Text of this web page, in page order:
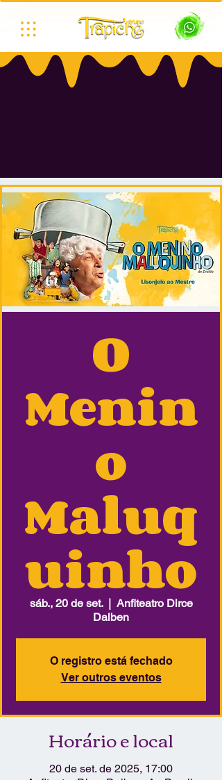
O
Menin
o
Maluq
uinho
sáb., 20 de set.
  |
Anfiteatro Dirce
Dalben
O registro está fechado
Ver outros eventos
Horário e local
20 de set. de 2025, 17:00